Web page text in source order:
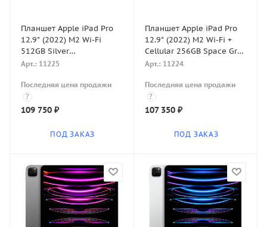
Планшет Apple iPad Pro
12.9" (2022) M2 Wi-Fi
512GB Silver
(Серебристый)
Арт.: 11225
Последняя цена продажи
?
109 750 ₽
ПОД ЗАКАЗ
Планшет Apple iPad Pro
12.9" (2022) M2 Wi-Fi +
Cellular 256GB Space Gray
(Серый космос)
Арт.: 11224
Последняя цена продажи
?
107 350₽
ПОД ЗАКАЗ